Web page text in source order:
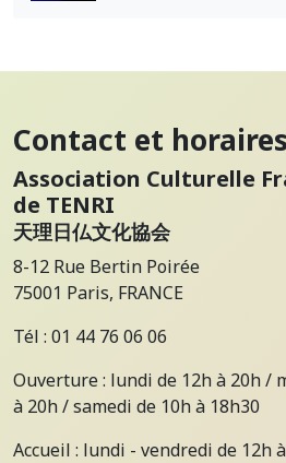
Contact et horaires
Association Culturelle
de TENRI
天理日仏文化協会
8-12 Rue Bertin Poirée
75001 Paris, FRANCE
Tél : 01 44 76 06 06
Ouverture : lundi de 12h à 20h /
à 20h / samedi de 10h à 18h30
Accueil : lundi - vendredi de 12h